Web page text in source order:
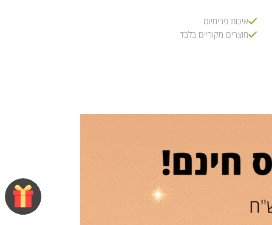
איכות פרימיום
מוצרים מקוריים בלבד